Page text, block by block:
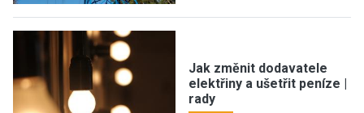
Jak změnit dodavatele
elektřiny a ušetřit peníze |
rady